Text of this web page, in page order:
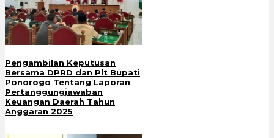
Pengambilan Keputusan
Bersama DPRD dan Plt Bupati
Ponorogo Tentang Laporan
Pertanggungjawaban
Keuangan Daerah Tahun
Anggaran 2025